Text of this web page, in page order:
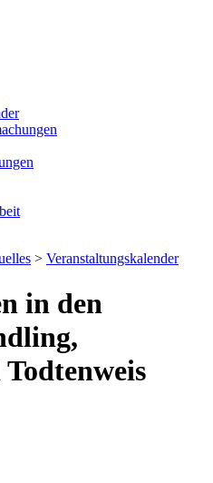
> Veranstaltungskalender
in den